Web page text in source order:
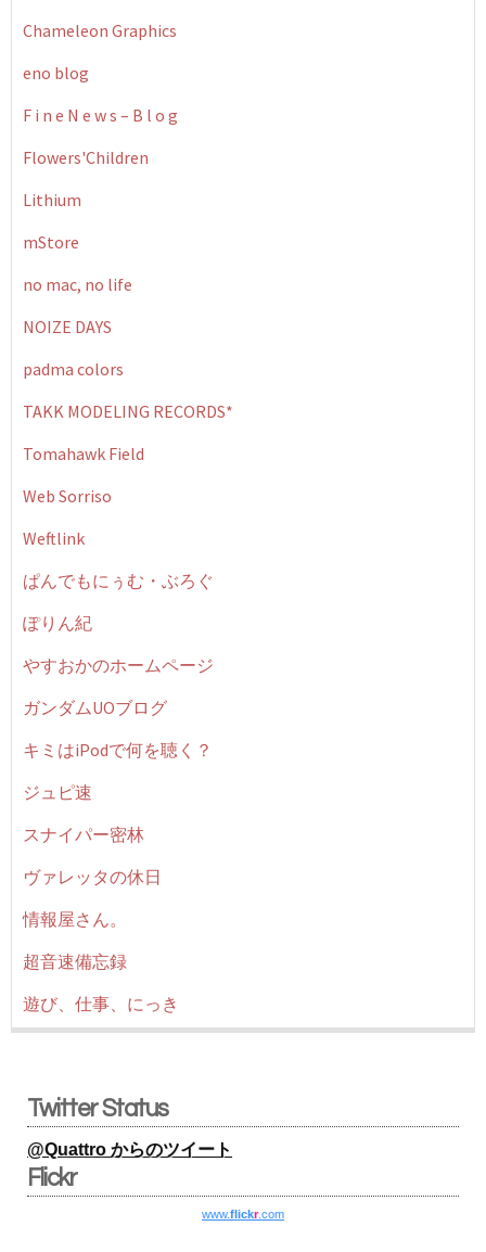
Chameleon Graphics
eno blog
F i n e N e w s – B l o g
Flowers'Children
Lithium
mStore
no mac, no life
NOIZE DAYS
padma colors
TAKK MODELING RECORDS*
Tomahawk Field
Web Sorriso
Weftlink
ぱんでもにぅむ・ぶろぐ
ぽりん紀
やすおかのホームページ
ガンダムUOブログ
キミはiPodで何を聴く？
ジュピ速
スナイパー密林
ヴァレッタの休日
情報屋さん。
超音速備忘録
遊び、仕事、にっき
Twitter Status
@Quattro からのツイート
Flickr
www.flickr.com